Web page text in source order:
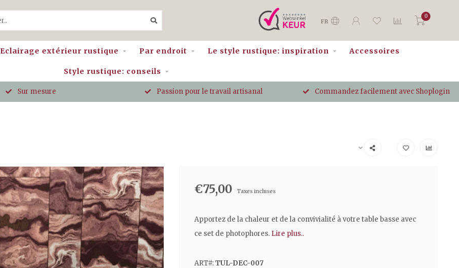
FR
0
Eclairage extérieur rustique Par endroit Le style rustique: inspiration Accessoires
Style rustique: conseils
Sur mesure Passion pour le travail artisanal Commandez facilement avec Shoplogin
€75,00 Taxes incluses
Apportez de la chaleur et de la convivialité à votre table basse avec
ce set de photophores. Lire plus..
ART#:TUL-DEC-007